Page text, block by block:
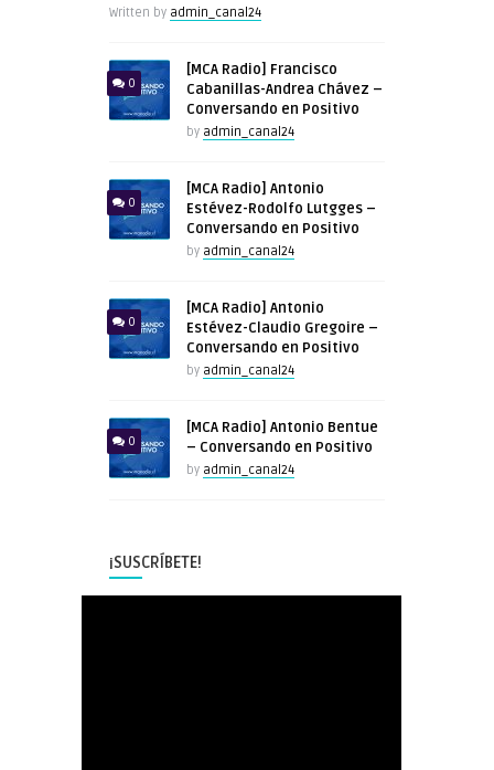
Written by admin_canal24
0
[MCA Radio] Francisco
Cabanillas-Andrea Chávez –
Conversando en Positivo
by admin_canal24
0
[MCA Radio] Antonio
Estévez-Rodolfo Lutgges –
Conversando en Positivo
by admin_canal24
0
[MCA Radio] Antonio
Estévez-Claudio Gregoire –
Conversando en Positivo
by admin_canal24
0
[MCA Radio] Antonio Bentue
– Conversando en Positivo
by admin_canal24
¡SUSCRÍBETE!